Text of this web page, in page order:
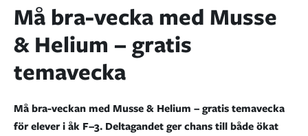
Må bra-vecka med Musse
& Helium – gratis
temavecka
Må bra-veckan med Musse & Helium – gratis temavecka
för elever i åk F–3. Deltagandet ger chans till både ökat